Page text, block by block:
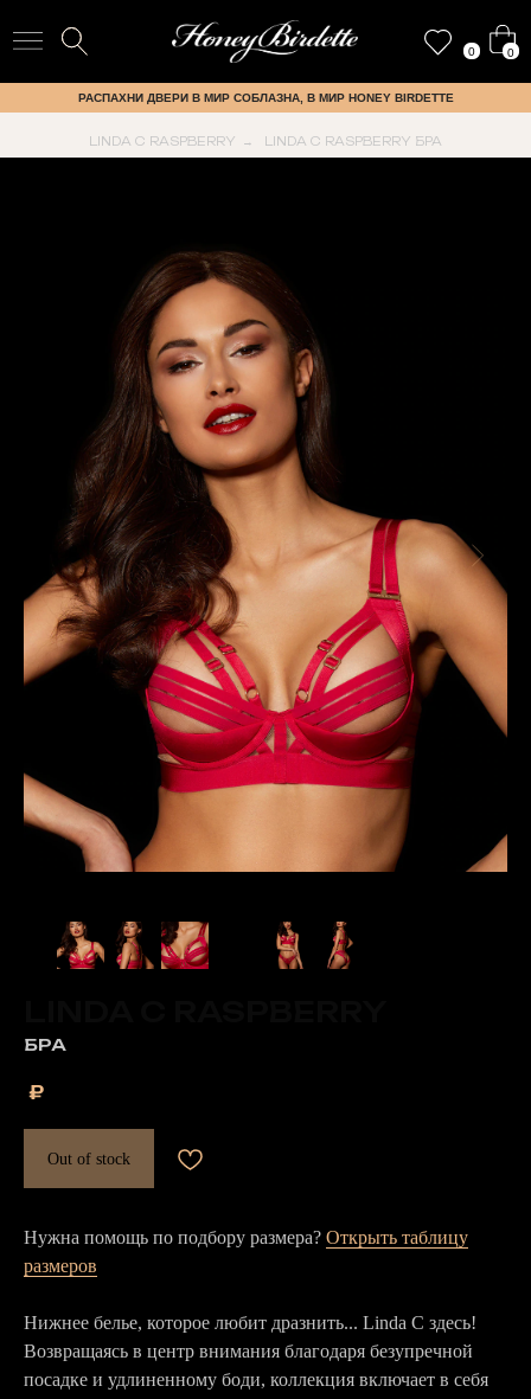
0 0
РАСПАХНИ ДВЕРИ В МИР СОБЛАЗНА, В МИР HONEY BIRDETTE
LINDA C RASPBERRY → LINDA C RASPBERRY БРА
БРА
₽
Out of stock
Нужна помощь по подбору размера? Открыть таблицу
размеров
Нижнее белье, которое любит дразнить... Linda C здесь!
Возвращаясь в центр внимания благодаря безупречной
посадке и удлиненному боди, коллекция включает в себя